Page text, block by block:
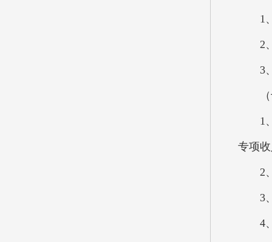
1、
2、
3、
（十
1、
专项
2、
3、
4、“